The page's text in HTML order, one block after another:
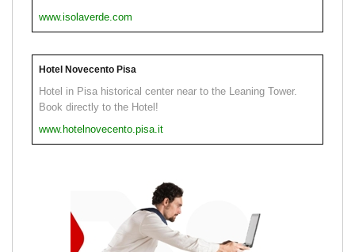
www.isolaverde.com
Hotel Novecento Pisa
Hotel in Pisa historical center near to the Leaning Tower.
Book directly to the Hotel!
www.hotelnovecento.pisa.it